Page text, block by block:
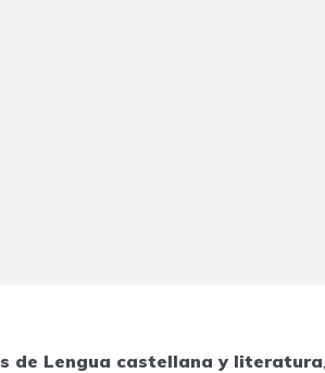
de Lengua castellana y literatura,